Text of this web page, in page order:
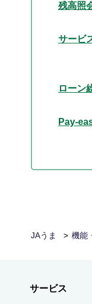
残高照
サービ
ローン
Pay-
JAうま 機能
サービス